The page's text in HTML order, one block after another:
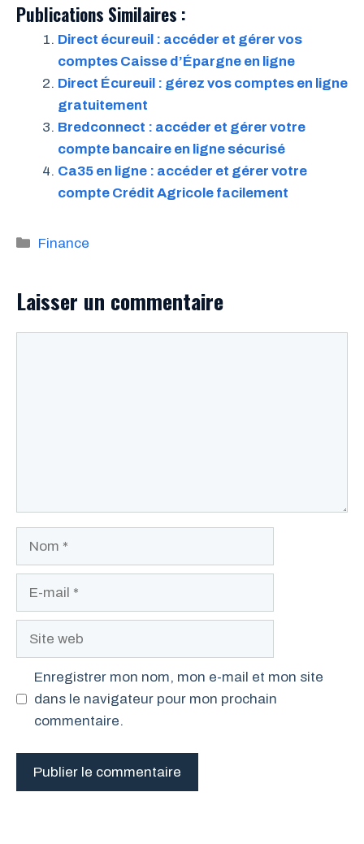
Publications Similaires :
Direct écureuil : accéder et gérer vos
comptes Caisse d’Épargne en ligne
Direct Écureuil : gérez vos comptes en ligne
gratuitement
Bredconnect : accéder et gérer votre
compte bancaire en ligne sécurisé
Ca35 en ligne : accéder et gérer votre
compte Crédit Agricole facilement
Catégories
Finance
Laisser un commentaire
Site
Enregistrer mon nom, mon e-mail et mon site
dans le navigateur pour mon prochain
commentaire.